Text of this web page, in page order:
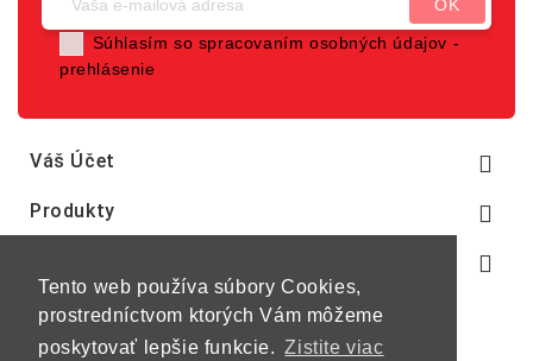
Tento web používa súbory Cookies,
prostredníctvom ktorých Vám môžeme
poskytovať lepšie funkcie. Zistite viac
Súhlasím so spracovaním osobných údajov -
prehlásenie
Váš Účet 
Produkty 
